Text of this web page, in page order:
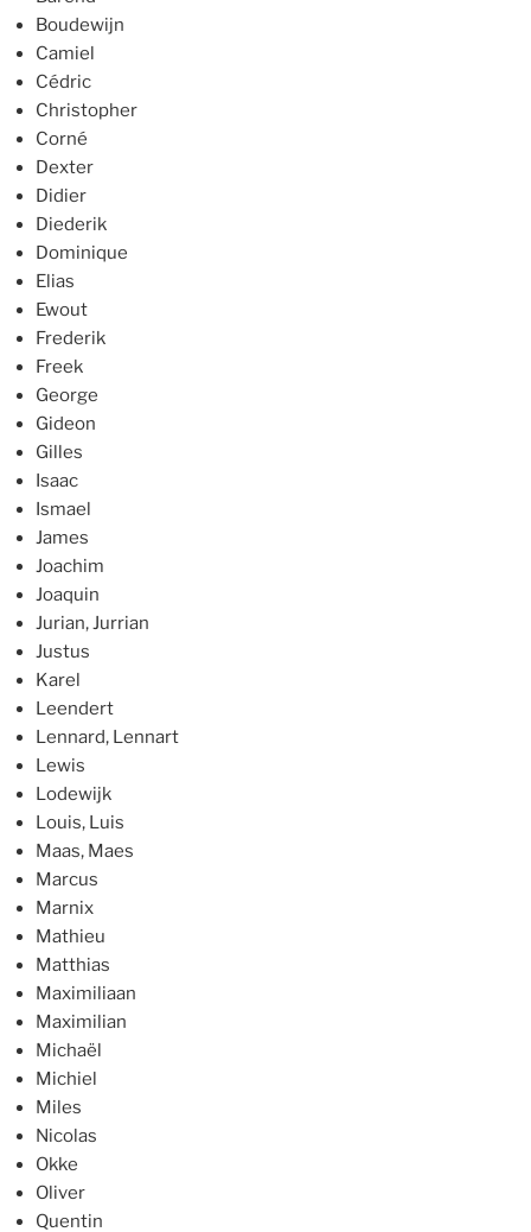
Boudewijn
Camiel
Cédric
Christopher
Corné
Dexter
Didier
Diederik
Dominique
Elias
Ewout
Frederik
Freek
George
Gideon
Gilles
Isaac
Ismael
James
Joachim
Joaquin
Jurian, Jurrian
Justus
Karel
Leendert
Lennard, Lennart
Lewis
Lodewijk
Louis, Luis
Maas, Maes
Marcus
Marnix
Mathieu
Matthias
Maximiliaan
Maximilian
Michaël
Michiel
Miles
Nicolas
Okke
Oliver
Quentin